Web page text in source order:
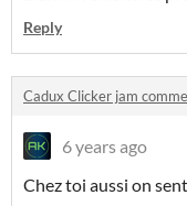
Reply
Cadux Clicker jam
6 years ago
Chez toi aussi on